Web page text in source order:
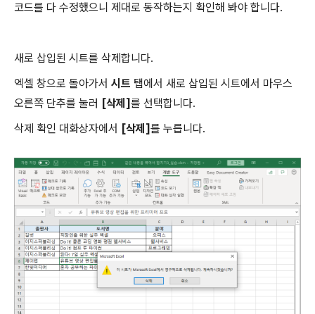
코드를 다 수정했으니 제대로 동작하는지 확인해 봐야 합니다.
새로 삽입된 시트를 삭제합니다.
엑셀 창으로 돌아가서 시트 탭에서 새로 삽입된 시트에서 마우스
오른쪽 단추를 눌러 [삭제]를 선택합니다.
삭제 확인 대화상자에서 [삭제]를 누릅니다.